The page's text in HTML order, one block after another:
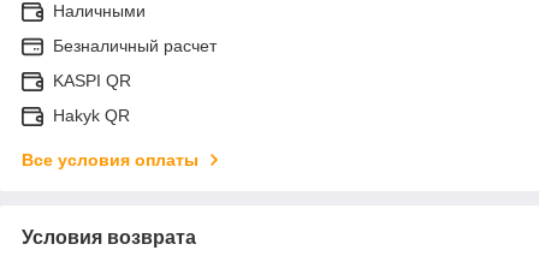
Наличными
Безналичный расчет
KASPI QR
Hakyk QR
Все условия оплаты
Условия возврата